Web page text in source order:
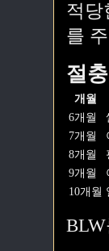
적당
를
절
개월
6개월
7개월
8개월
9개월
10개월